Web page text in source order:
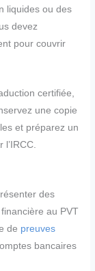
liquides ou des
devez
pour couvrir
certifiée,
une copie
et préparez un
des
au PVT
de preuves
bancaires